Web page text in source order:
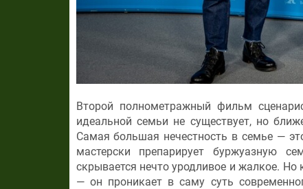
Второй полнометражный фильм
идеальной семьи не существует, но
Самая большая нечестность в семье —
мастерски препарирует буржуазную
скрывается нечто уродливое и жалкое.
— он проникает в саму суть